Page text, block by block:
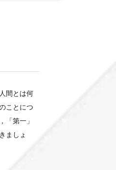
間とは何
ことにつ
「第一」
ましょ